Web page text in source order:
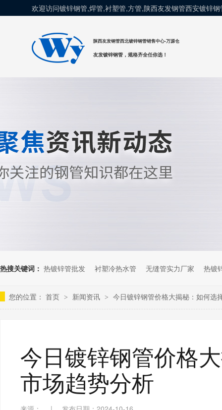
欢迎访问镀锌钢管,焊管,衬塑管,方管,陕西友发钢管西安镀锌
陕西友发钢管西北镀锌钢管销售中心-万源仓
友发镀锌钢管，规格齐全任你选！
热搜关键词： 热镀锌管批发 衬塑冷热水管 无缝管实力厂家 热镀
您的位置： 首页 > 新闻资讯 > 今日镀锌钢管价格大揭秘：如何选
今日镀锌钢管价格
市场趋势分析